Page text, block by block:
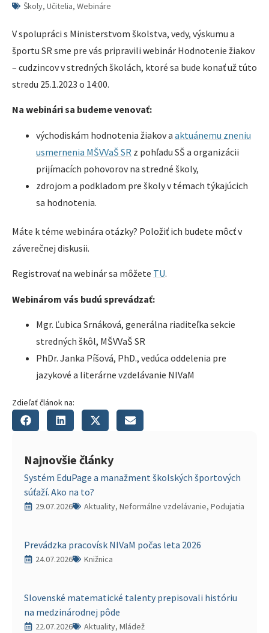
Školy, Učitelia, Webináre
V spolupráci s Ministerstvom školstva, vedy, výskumu a
športu SR sme pre vás pripravili webinár Hodnotenie žiakov
– cudzincov v stredných školách, ktoré sa bude konať už túto
stredu 25.1.2023 o 14:00.
Na webinári sa budeme venovať:
východiskám hodnotenia žiakov a aktuánemu zneniu
usmernenia MŠVVaŠ SR z pohľadu SŠ a organizácii
prijímacích pohovorov na stredné školy,
zdrojom a podkladom pre školy v témach týkajúcich
sa hodnotenia.
Máte k téme webinára otázky? Položiť ich budete môcť v
záverečnej diskusii.
Registrovať na webinár sa môžete TU.
Webinárom vás budú sprevádzať:
Mgr. Ľubica Srnáková, generálna riaditeľka sekcie
stredných škôl, MŠVVaŠ SR
PhDr. Janka Píšová, PhD., vedúca oddelenia pre
jazykové a literárne vzdelávanie NIVaM
Zdieľať článok na:
Najnovšie články
Systém EduPage a manažment školských športových
súťaží. Ako na to?
29.07.2026 Aktuality, Neformálne vzdelávanie, Podujatia
Prevádzka pracovísk NIVaM počas leta 2026
24.07.2026 Knižnica
Slovenské matematické talenty prepisovali históriu
na medzinárodnej pôde
22.07.2026 Aktuality, Mládež